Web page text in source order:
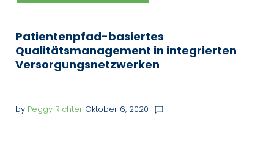
Patientenpfad-basiertes
Qualitätsmanagement in integrierten
Versorgungsnetzwerken
by Peggy Richter Oktober 6, 2020 chat_bubble_outline